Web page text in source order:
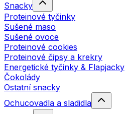
Snacky
Proteinové tyčinky
Sušené maso
Sušené ovoce
Proteinové cookies
Proteinové čipsy a krekry
Energetické tyčinky & Flapjacky
Čokolády
Ostatní snacky
Ochucovadla a sladidla